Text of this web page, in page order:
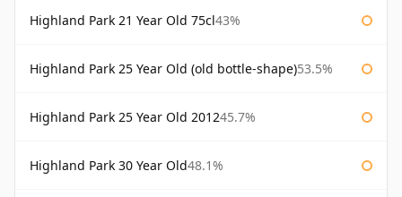
Highland Park 21 Year Old 75cl43%
Highland Park 25 Year Old (old bottle-shape)53.5%
Highland Park 25 Year Old 201245.7%
Highland Park 30 Year Old48.1%